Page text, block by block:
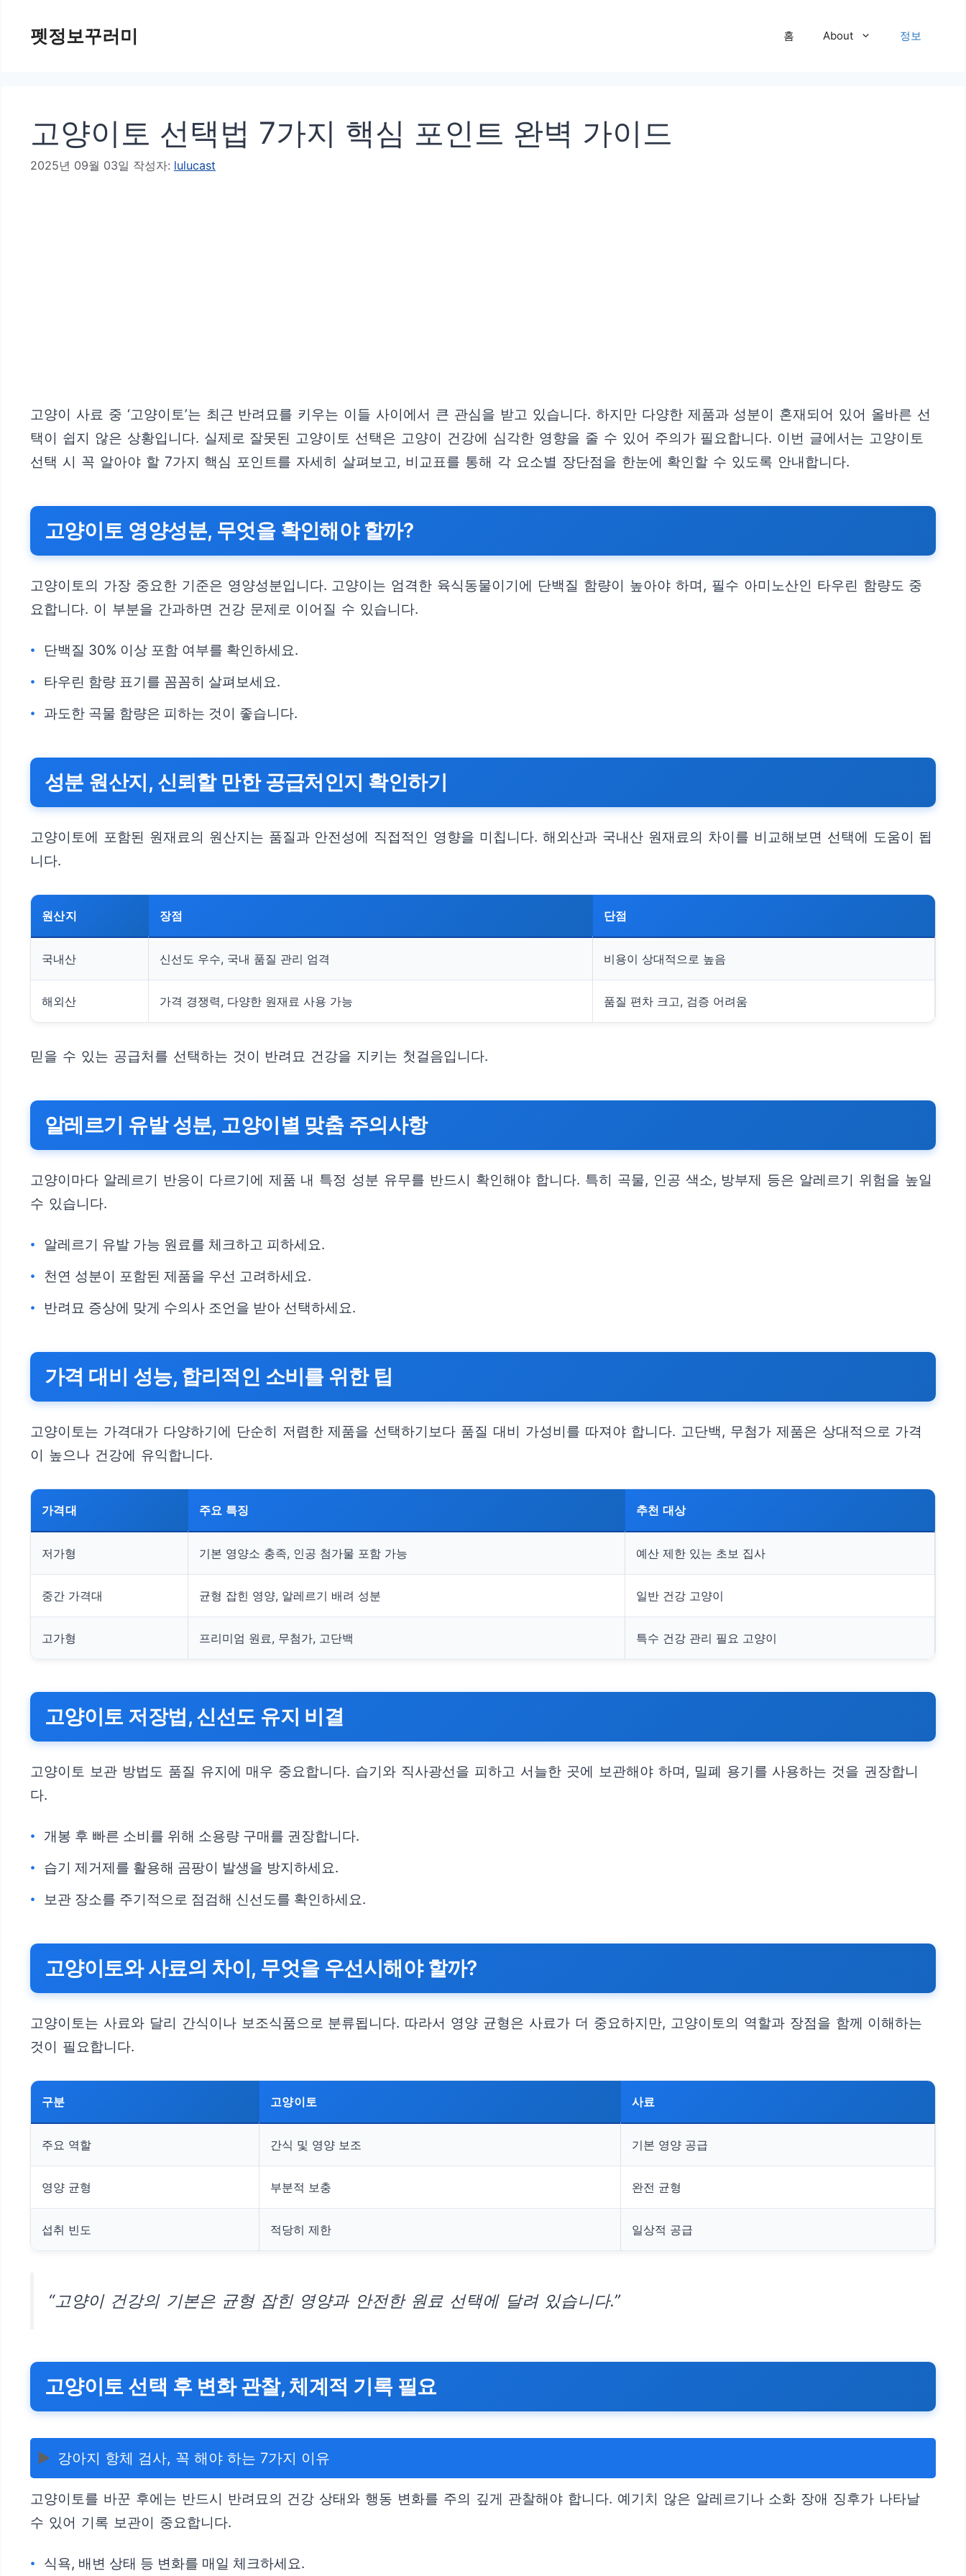
펫정보꾸러미 홈 About 정보
고양이토 선택법 7가지 핵심 포인트 완벽 가이드
2025년 09월 03일 작성자: lulucast
고양이 사료 중 ‘고양이토’는 최근 반려묘를 키우는 이들 사이에서 큰 관심을 받고 있습니다. 하지만 다양한 제품과 성분이 혼재되어 있어 올바른 선
택이 쉽지 않은 상황입니다. 실제로 잘못된 고양이토 선택은 고양이 건강에 심각한 영향을 줄 수 있어 주의가 필요합니다. 이번 글에서는 고양이토
선택 시 꼭 알아야 할 7가지 핵심 포인트를 자세히 살펴보고, 비교표를 통해 각 요소별 장단점을 한눈에 확인할 수 있도록 안내합니다.
고양이토 영양성분, 무엇을 확인해야 할까?
고양이토의 가장 중요한 기준은 영양성분입니다. 고양이는 엄격한 육식동물이기에 단백질 함량이 높아야 하며, 필수 아미노산인 타우린 함량도 중
요합니다. 이 부분을 간과하면 건강 문제로 이어질 수 있습니다.
단백질 30% 이상 포함 여부를 확인하세요.
타우린 함량 표기를 꼼꼼히 살펴보세요.
과도한 곡물 함량은 피하는 것이 좋습니다.
성분 원산지, 신뢰할 만한 공급처인지 확인하기
고양이토에 포함된 원재료의 원산지는 품질과 안전성에 직접적인 영향을 미칩니다. 해외산과 국내산 원재료의 차이를 비교해보면 선택에 도움이 됩
니다.
원산지 장점 단점
국내산 신선도 우수, 국내 품질 관리 엄격 비용이 상대적으로 높음
해외산 가격 경쟁력, 다양한 원재료 사용 가능 품질 편차 크고, 검증 어려움
믿을 수 있는 공급처를 선택하는 것이 반려묘 건강을 지키는 첫걸음입니다.
알레르기 유발 성분, 고양이별 맞춤 주의사항
고양이마다 알레르기 반응이 다르기에 제품 내 특정 성분 유무를 반드시 확인해야 합니다. 특히 곡물, 인공 색소, 방부제 등은 알레르기 위험을 높일
수 있습니다.
알레르기 유발 가능 원료를 체크하고 피하세요.
천연 성분이 포함된 제품을 우선 고려하세요.
반려묘 증상에 맞게 수의사 조언을 받아 선택하세요.
가격 대비 성능, 합리적인 소비를 위한 팁
고양이토는 가격대가 다양하기에 단순히 저렴한 제품을 선택하기보다 품질 대비 가성비를 따져야 합니다. 고단백, 무첨가 제품은 상대적으로 가격
이 높으나 건강에 유익합니다.
가격대 주요 특징 추천 대상
저가형 기본 영양소 충족, 인공 첨가물 포함 가능 예산 제한 있는 초보 집사
중간 가격대 균형 잡힌 영양, 알레르기 배려 성분 일반 건강 고양이
고가형 프리미엄 원료, 무첨가, 고단백 특수 건강 관리 필요 고양이
고양이토 저장법, 신선도 유지 비결
고양이토 보관 방법도 품질 유지에 매우 중요합니다. 습기와 직사광선을 피하고 서늘한 곳에 보관해야 하며, 밀폐 용기를 사용하는 것을 권장합니
다.
개봉 후 빠른 소비를 위해 소용량 구매를 권장합니다.
습기 제거제를 활용해 곰팡이 발생을 방지하세요.
보관 장소를 주기적으로 점검해 신선도를 확인하세요.
고양이토와 사료의 차이, 무엇을 우선시해야 할까?
고양이토는 사료와 달리 간식이나 보조식품으로 분류됩니다. 따라서 영양 균형은 사료가 더 중요하지만, 고양이토의 역할과 장점을 함께 이해하는
것이 필요합니다.
구분 고양이토 사료
주요 역할 간식 및 영양 보조 기본 영양 공급
영양 균형 부분적 보충 완전 균형
섭취 빈도 적당히 제한 일상적 공급
“고양이 건강의 기본은 균형 잡힌 영양과 안전한 원료 선택에 달려 있습니다.”
고양이토 선택 후 변화 관찰, 체계적 기록 필요
▶️ 강아지 항체 검사, 꼭 해야 하는 7가지 이유
고양이토를 바꾼 후에는 반드시 반려묘의 건강 상태와 행동 변화를 주의 깊게 관찰해야 합니다. 예기치 않은 알레르기나 소화 장애 징후가 나타날
수 있어 기록 보관이 중요합니다.
식욕, 배변 상태 등 변화를 매일 체크하세요.